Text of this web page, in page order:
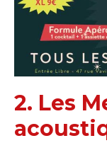
2. Les